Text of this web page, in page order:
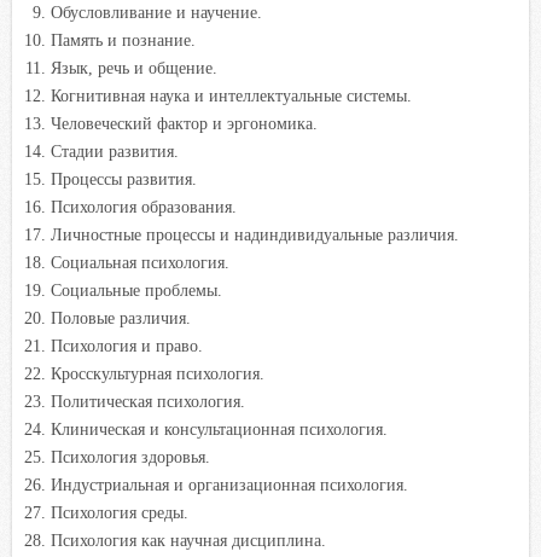
Обусловливание и научение.
Память и познание.
Язык, речь и общение.
Когнитивная наука и интеллектуальные системы.
Человеческий фактор и эргономика.
Стадии развития.
Процессы развития.
Психология образования.
Личностные процессы и надиндивидуальные различия.
Социальная психология.
Социальные проблемы.
Половые различия.
Психология и право.
Кросскультурная психология.
Политическая психология.
Клиническая и консультационная психология.
Психология здоровья.
Индустриальная и организационная психология.
Психология среды.
Психология как научная дисциплина.